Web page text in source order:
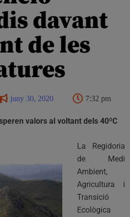
davant
de les
juny 30, 2020 7:32 pm
valors al voltant dels 40ºC
La Regidoria
de Medi
Ambient,
Agricultura i
Transició
Ecològica